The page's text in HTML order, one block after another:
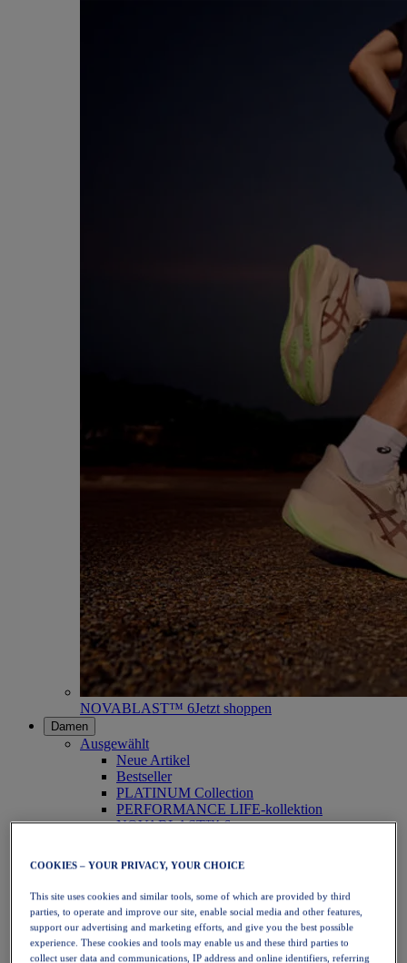
NOVABLAST™ 6Jetzt shoppen
Damen
Ausgewählt
Neue Artikel
Bestseller
PLATINUM Collection
PERFORMANCE LIFE-kollektion
NOVABLAST™ 6
Laufen
Trailrunning
Tennis
Volleyball
Handball
Padel
Korbball
COOKIES – YOUR PRIVACY, YOUR CHOICE
This site uses cookies and similar tools, some of which are provided by third
parties, to operate and improve our site, enable social media and other features,
support our advertising and marketing efforts, and give you the best possible
experience. These cookies and tools may enable us and these third parties to
collect user data and communications, IP address and online identifiers, referring